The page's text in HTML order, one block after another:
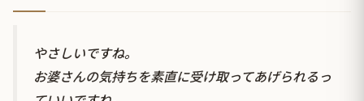
やさしいですね。
お婆さんの気持ちを素直に受け取ってあげられるっ